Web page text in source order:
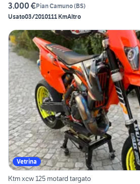
3.000 €Pian Camuno(BS)
Usato03/2010111 KmAltro
Vetrina
Ktm xcw 125 motard targato